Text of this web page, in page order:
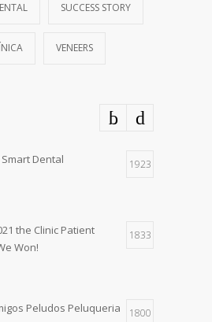
SUCCESS STORY
VENEERS
Dental 1923
the Clinic Patient
Won!
1833
Peludos Peluqueria
1800